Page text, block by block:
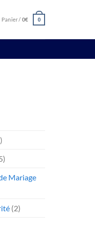
Panier / 0€ 0
Mariage
(2)